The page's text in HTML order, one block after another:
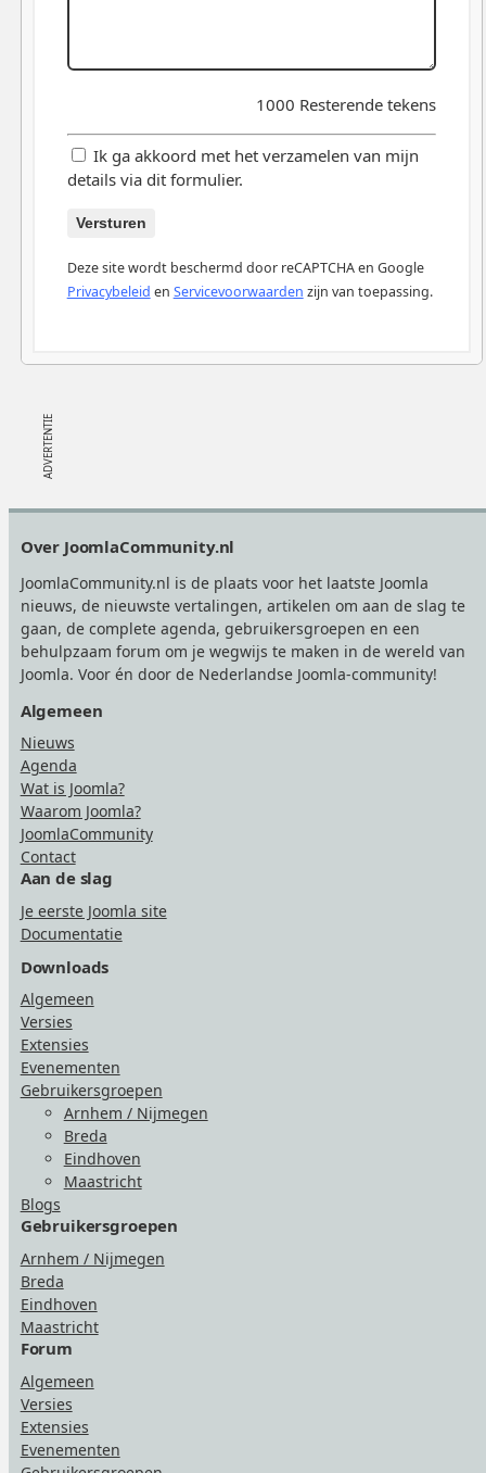
1000 Resterende tekens
Ik ga akkoord met het verzamelen van mijn
details via dit formulier.
Versturen
Deze site wordt beschermd door reCAPTCHA en Google
Privacybeleid en Servicevoorwaarden zijn van toepassing.
Over JoomlaCommunity.nl
JoomlaCommunity.nl is de plaats voor het laatste Joomla
nieuws, de nieuwste vertalingen, artikelen om aan de slag te
gaan, de complete agenda, gebruikersgroepen en een
behulpzaam forum om je wegwijs te maken in de wereld van
Joomla. Voor én door de Nederlandse Joomla-community!
Algemeen
Nieuws
Agenda
Wat is Joomla?
Waarom Joomla?
JoomlaCommunity
Contact
Aan de slag
Je eerste Joomla site
Documentatie
Downloads
Algemeen
Versies
Extensies
Evenementen
Gebruikersgroepen
Arnhem / Nijmegen
Breda
Eindhoven
Maastricht
Blogs
Gebruikersgroepen
Arnhem / Nijmegen
Breda
Eindhoven
Maastricht
Forum
Algemeen
Versies
Extensies
Evenementen